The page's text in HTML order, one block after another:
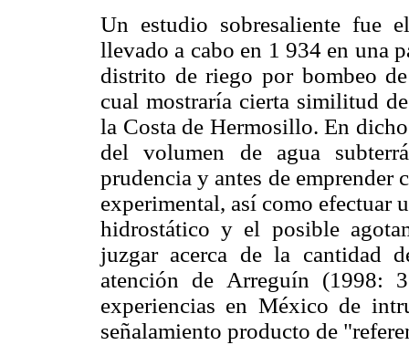
Un estudio sobresaliente fue
llevado a cabo en 1 934 en una
distrito de riego por bombeo
cual mostraría cierta similitud
la Costa de Hermosillo. En
del volumen de agua
prudencia y antes de emprender
experimental, así como efectuar
hidrostático y el posible
juzgar acerca de la cantidad
atención de Arreguín (1998:
experiencias en México de
señalamiento producto de